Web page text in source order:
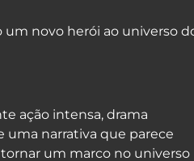
um novo herói ao universo
ação intensa, drama
uma narrativa que parece
um marco no universo